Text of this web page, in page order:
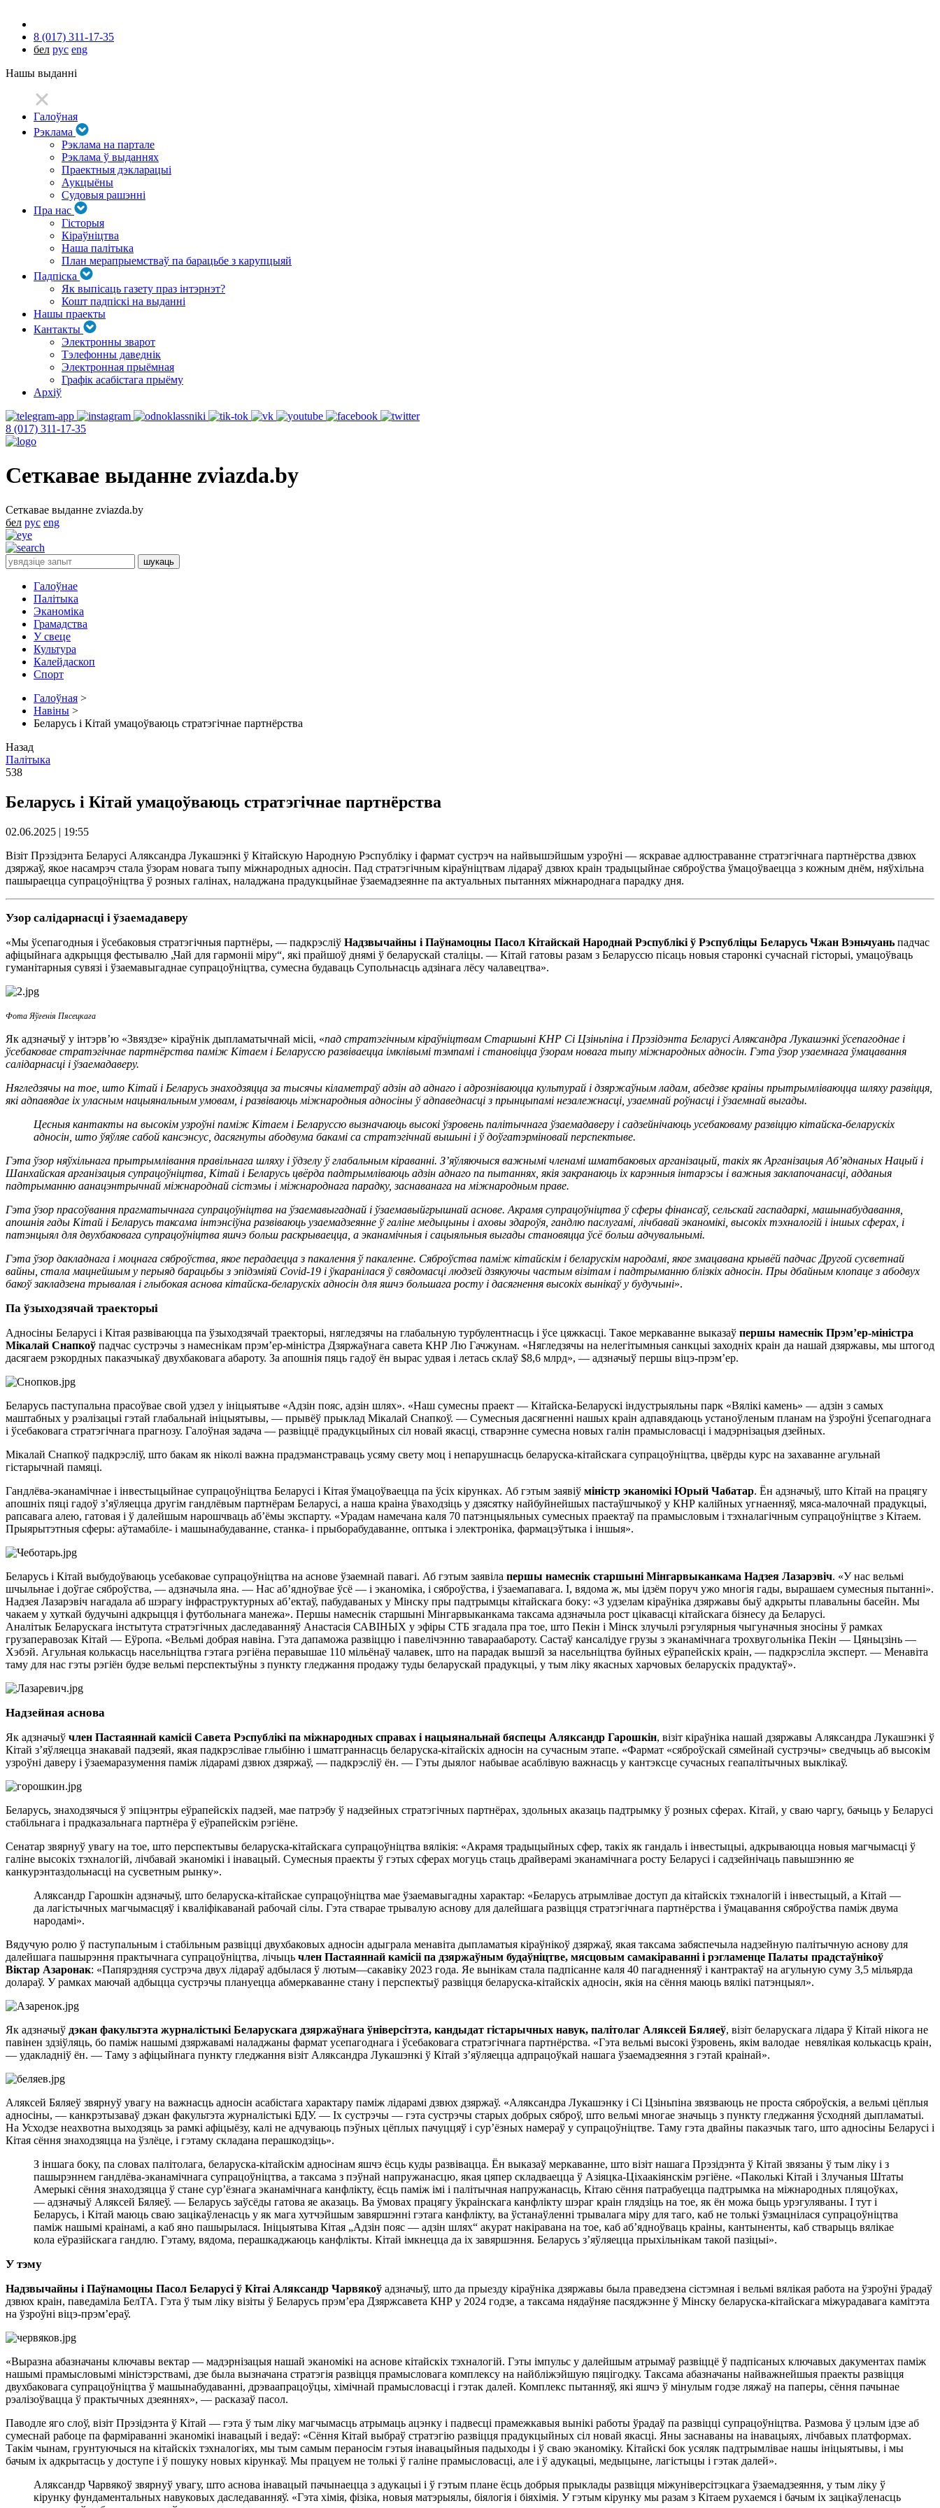
8 (017) 311-17-35
бел рус eng
Нашы выданні
Галоўная
Рэклама
Рэклама на партале
Рэклама ў выданнях
Праектныя дэкларацыі
Аукцыёны
Судовыя рашэнні
Пра нас
Гісторыя
Кіраўніцтва
Наша палітыка
План мерапрыемстваў па барацьбе з карупцыяй
Падпіска
Як выпісаць газету праз інтэрнэт?
Кошт падпіскі на выданні
Нашы праекты
Кантакты
Электронны зварот
Тэлефонны даведнік
Электронная прыёмная
Графік асабістага прыёму
Архіў
8 (017) 311-17-35
Сеткавае выданне zviazda.by
Сеткавае выданне zviazda.by
бел рус eng
Галоўнае
Палітыка
Эканоміка
Грамадства
У свеце
Культура
Калейдаскоп
Спорт
Галоўная >
Навіны >
Беларусь і Кітай умацоўваюць стратэгічнае партнёрства
Назад
Палітыка
538
Беларусь і Кітай умацоўваюць стратэгічнае партнёрства
02.06.2025 | 19:55
Візіт Прэзідэнта Беларусі Аляксандра Лукашэнкі ў Кітайскую Народную Рэспубліку і фармат сустрэч на найвышэйшым узроўні — яскравае адлюстраванне стратэгічнага партнёрства дзвюх
дзяржаў, якое насамрэч стала ўзорам новага тыпу міжнародных адносін. Пад стратэгічным кіраўніцтвам лідараў дзвюх краін традыцыйнае сяброўства ўмацоўваецца з кожным днём, няўхільна
пашыраецца супрацоўніцтва ў розных галінах, наладжана прадукцыйнае ўзаемадзеянне па актуальных пытаннях міжнароднага парадку дня.
Узор салідарнасці і ўзаемадаверу
«Мы ўсепагодныя і ўсебаковыя стратэгічныя партнёры, — падкрэсліў Надзвычайны і Паўнамоцны Пасол Кітайскай Народнай Рэспублікі ў Рэспубліцы Беларусь Чжан Вэньчуань падчас
афіцыйнага адкрыцця фестывалю „Чай для гармоніі міру“, які прайшоў днямі ў беларускай сталіцы. — Кітай гатовы разам з Беларуссю пісаць новыя старонкі сучаснай гісторыі, умацоўваць
гуманітарныя сувязі і ўзаемавыгаднае супрацоўніцтва, сумесна будаваць Супольнасць адзінага лёсу чалавецтва».
Фота Яўгенія Пясецкага
Як адзначыў у інтэрв’ю «Звяздзе» кіраўнік дыпламатычнай місіі, «пад стратэгічным кіраўніцтвам Старшыні КНР Сі Цзіньпіна і Прэзідэнта Беларусі Аляксандра Лукашэнкі ўсепагоднае і
ўсебаковае стратэгічнае партнёрства паміж Кітаем і Беларуссю развіваецца імклівымі тэмпамі і становіцца ўзорам новага тыпу міжнародных адносін. Гэта ўзор узаемнага ўмацавання
салідарнасці і ўзаемадаверу.
Нягледзячы на тое, што Кітай і Беларусь знаходзяцца за тысячы кіламетраў адзін ад аднаго і адрозніваюцца культурай і дзяржаўным ладам, абедзве краіны прытрымліваюцца шляху развіцця,
які адпавядае іх уласным нацыянальным умовам, і развіваюць міжнародныя адносіны ў адпаведнасціз прынцыпамі незалежнасці, узаемнай роўнасці і ўзаемнай выгады.
Цесныя кантакты на высокім узроўні паміж Кітаем і Беларуссю вызначаюць высокі ўзровень палітычнага ўзаемадаверу і садзейнічаюць усебаковаму развіццю кітайска-беларускіх
адносін, што ўяўляе сабой кансэнсус, дасягнуты абодвума бакамі са стратэгічнай вышыні і ў доўгатэрміновай перспектыве.
Гэта ўзор няўхільнага прытрымлівання правільнага шляху і ўдзелу ў глабальным кіраванні. З’яўляючыся важнымі членамі шматбаковых арганізацый, такіх як Арганізацыя Аб’яднаных Нацый і
Шанхайская арганізацыя супрацоўніцтва, Кітай і Беларусь цвёрда падтрымліваюць адзін аднаго па пытаннях, якія закранаюць іх карэнныя інтарэсы і важныя заклапочанасці, адданыя
падтрыманню аанацэнтрычнай міжнароднай сістэмы і міжнароднага парадку, заснаванага на міжнародным праве.
Гэта ўзор прасоўвання прагматычнага супрацоўніцтва на ўзаемавыгаднай і ўзаемавыйгрышнай аснове. Акрамя супрацоўніцтва ў сферы фінансаў, сельскай гаспадаркі, машынабудавання,
апошнія гады Кітай і Беларусь таксама інтэнсіўна развіваюць узаемадзеянне ў галіне медыцыны і аховы здароўя, гандлю паслугамі, лічбавай эканомікі, высокіх тэхналогій і іншых сферах, і
патэнцыял для двухбаковага супрацоўніцтва яшчэ больш раскрываецца, а эканамічныя і сацыяльныя выгады становяцца ўсё больш адчувальнымі.
Гэта ўзор дакладнага і моцнага сяброўства, якое перадаецца з пакалення ў пакаленне. Сяброўства паміж кітайскім і беларускім народамі, якое змацавана крывёй падчас Другой сусветнай
вайны, стала мацнейшым у перыяд барацьбы з эпідэміяй Covіd-19 і ўкаранілася ў свядомасці людзей дзякуючы частым візітам і падтрыманню блізкіх адносін. Пры дбайным клопаце з абодвух
бакоў закладзена трывалая і глыбокая аснова кітайска-беларускіх адносін для яшчэ большага росту і дасягнення высокіх вынікаў у будучыні».
Па ўзыходзячай траекторыі
Адносіны Беларусі і Кітая развіваюцца па ўзыходзячай траекторыі, нягледзячы на глабальную турбулентнасць і ўсе цяжкасці. Такое меркаванне выказаў першы намеснік Прэм’ер-міністра
Мікалай Снапкоў падчас сустрэчы з намеснікам прэм’ер-міністра Дзяржаўнага савета КНР Лю Гачжунам. «Нягледзячы на нелегітымныя санкцыі заходніх краін да нашай дзяржавы, мы штогод
дасягаем рэкордных паказчыкаў двухбаковага абароту. За апошнія пяць гадоў ён вырас удвая і летась склаў $8,6 млрд», — адзначыў першы віцэ-прэм’ер.
Беларусь паступальна прасоўвае свой удзел у ініцыятыве «Адзін пояс, адзін шлях». «Наш сумесны праект — Кітайска-Беларускі індустрыяльны парк «Вялікі камень» — адзін з самых
маштабных у рэалізацыі гэтай глабальнай ініцыятывы, — прывёў прыклад Мікалай Снапкоў. — Сумесныя дасягненні нашых краін адпавядаюць устаноўленым планам на ўзроўні ўсепагоднага
і ўсебаковага стратэгічнага прагнозу. Галоўная задача — развіццё прадукцыйных сіл новай якасці, стварэнне сумесна новых галін прамысловасці і мадэрнізацыя дзейных.
Мікалай Снапкоў падкрэсліў, што бакам як ніколі важна прадэманстраваць усяму свету моц і непарушнасць беларуска-кітайскага супрацоўніцтва, цвёрды курс на захаванне агульнай
гістарычнай памяці.
Гандлёва-эканамічнае і інвестыцыйнае супрацоўніцтва Беларусі і Кітая ўмацоўваецца па ўсіх кірунках. Аб гэтым заявіў міністр эканомікі Юрый Чабатар. Ён адзначыў, што Кітай на працягу
апошніх пяці гадоў з’яўляецца другім гандлёвым партнёрам Беларусі, а наша краіна ўваходзіць у дзясятку найбуйнейшых пастаўшчыкоў у КНР калійных угнаенняў, мяса-малочнай прадукцыі,
рапсавага алею, гатовая і ў далейшым нарошчваць аб’ёмы экспарту. «Урадам намечана каля 70 патэнцыяльных сумесных праектаў па прамысловым і тэхналагічным супрацоўніцтве з Кітаем.
Прыярытэтныя сферы: аўтамабіле- і машынабудаванне, станка- і прыборабудаванне, оптыка і электроніка, фармацэўтыка і іншыя».
Беларусь і Кітай выбудоўваюць усебаковае супрацоўніцтва на аснове ўзаемнай павагі. Аб гэтым заявіла першы намеснік старшыні Мінгарвыканкама Надзея Лазарэвіч. «У нас вельмі
шчыльнае і доўгае сяброўства, — адзначыла яна. — Нас аб’ядноўвае ўсё — і эканоміка, і сяброўства, і ўзаемапавага. І, вядома ж, мы ідзём поруч ужо многія гады, вырашаем сумесныя пытанні».
Надзея Лазарэвіч нагадала аб шэрагу інфраструктурных аб’ектаў, пабудаваных у Мінску пры падтрымцы кітайскага боку: «З удзелам кіраўніка дзяржавы быў адкрыты плавальны басейн. Мы
чакаем у хуткай будучыні адкрыцця і футбольнага манежа». Першы намеснік старшыні Мінгарвыканкама таксама адзначыла рост цікавасці кітайскага бізнесу да Беларусі.
Аналітык Беларускага інстытута стратэгічных даследаванняў Анастасія САВІНЫХ у эфіры СТБ згадала пра тое, што Пекін і Мінск злучылі рэгулярныя чыгуначныя зносіны ў рамках
грузаперавозак Кітай — Еўропа. «Вельмі добрая навіна. Гэта дапаможа развіццю і павелічэнню тавараабароту. Састаў кансалідуе грузы з эканамічнага трохвугольніка Пекін — Цяньцзінь —
Хэбэй. Агульная колькасць насельніцтва гэтага рэгіёна перавышае 110 мільёнаў чалавек, што на парадак вышэй за насельніцтва буйных еўрапейскіх краін, — падкрэсліла эксперт. — Менавіта
таму для нас гэты рэгіён будзе вельмі перспектыўны з пункту гледжання продажу туды беларускай прадукцыі, у тым ліку якасных харчовых беларускіх прадуктаў».
Надзейная аснова
Як адзначыў член Пастаяннай камісіі Савета Рэспублікі па міжнародных справах і нацыянальнай бяспецы Аляксандр Гарошкін, візіт кіраўніка нашай дзяржавы Аляксандра Лукашэнкі ў
Кітай з’яўляецца знакавай падзеяй, якая падкрэслівае глыбіню і шматграннасць беларуска-кітайскіх адносін на сучасным этапе. «Фармат «сяброўскай сямейнай сустрэчы» сведчыць аб высокім
узроўні даверу і ўзаемаразумення паміж лідарамі дзвюх дзяржаў, — падкрэсліў ён. — Гэты дыялог набывае асаблівую важнасць у кантэксце сучасных геапалітычных выклікаў.
Беларусь, знаходзячыся ў эпіцэнтры еўрапейскіх падзей, мае патрэбу ў надзейных стратэгічных партнёрах, здольных аказаць падтрымку ў розных сферах. Кітай, у сваю чаргу, бачыць у Беларусі
стабільнага і прадказальнага партнёра ў еўрапейскім рэгіёне.
Сенатар звярнуў увагу на тое, што перспектывы беларуска-кітайскага супрацоўніцтва вялікія: «Акрамя традыцыйных сфер, такіх як гандаль і інвестыцыі, адкрываюцца новыя магчымасці ў
галіне высокіх тэхналогій, лічбавай эканомікі і інавацый. Сумесныя праекты ў гэтых сферах могуць стаць драйверамі эканамічнага росту Беларусі і садзейнічаць павышэнню яе
канкурэнтаздольнасці на сусветным рынку».
Аляксандр Гарошкін адзначыў, што беларуска-кітайскае супрацоўніцтва мае ўзаемавыгадны характар: «Беларусь атрымлівае доступ да кітайскіх тэхналогій і інвестыцый, а Кітай —
да лагістычных магчымасцяў і кваліфікаванай рабочай сілы. Гэта стварае трывалую аснову для далейшага развіцця стратэгічнага партнёрства і ўмацавання сяброўства паміж двума
народамі».
Вядучую ролю ў паступальным і стабільным развіцці двухбаковых адносін адыграла менавіта дыпламатыя кіраўнікоў дзяржаў, якая таксама забяспечыла надзейную палітычную аснову для
далейшага пашырэння практычнага супрацоўніцтва, лічыць член Пастаяннай камісіі па дзяржаўным будаўніцтве, мясцовым самакіраванні і рэгламенце Палаты прадстаўнікоў
Віктар Азаронак: «Папярэдняя сустрэча двух лідараў адбылася ў лютым—сакавіку 2023 года. Яе вынікам стала падпісанне каля 40 пагадненняў і кантрактаў на агульную суму 3,5 мільярда
долараў. У рамках маючай адбыцца сустрэчы плануецца абмеркаванне стану і перспектыў развіцця беларуска-кітайскіх адносін, якія на сёння маюць вялікі патэнцыял».
Як адзначыў дэкан факультэта журналістыкі Беларускага дзяржаўнага ўніверсітэта, кандыдат гістарычных навук, палітолаг Аляксей Бяляеў, візіт беларускага лідара ў Кітай нікога не
павінен здзіўляць, бо паміж нашымі дзяржавамі наладжаны фармат усепагоднага і ўсебаковага стратэгічнага партнёрства. «Гэта вельмі высокі ўзровень, якім валодае невялікая колькасць краін,
— удакладніў ён. — Таму з афіцыйнага пункту гледжання візіт Аляксандра Лукашэнкі ў Кітай з’яўляецца адпрацоўкай нашага ўзаемадзеяння з гэтай краінай».
Аляксей Бяляеў звярнуў увагу на важнасць адносін асабістага характару паміж лідарамі дзвюх дзяржаў. «Аляксандра Лукашэнку і Сі Цзіньпіна звязваюць не проста сяброўскія, а вельмі цёплыя
адносіны, — канкрэтызаваў дэкан факультэта журналістыкі БДУ. — Іх сустрэчы — гэта сустрэчы старых добрых сяброў, што вельмі многае значыць з пункту гледжання ўсходняй дыпламатыі.
На Усходзе неахвотна выходзяць за рамкі афіцыёзу, калі не адчуваюць пэўных цёплых пачуццяў і сур’ёзных намераў у супрацоўніцтве. Таму гэта двайны паказчык таго, што адносіны Беларусі і
Кітая сёння знаходзяцца на ўзлёце, і гэтаму складана перашкодзіць».
З іншага боку, па словах палітолага, беларуска-кітайскім адносінам яшчэ ёсць куды развівацца. Ён выказаў меркаванне, што візіт нашага Прэзідэнта ў Кітай звязаны ў тым ліку і з
пашырэннем гандлёва-эканамічнага супрацоўніцтва, а таксама з пэўнай напружанасцю, якая цяпер складваецца ў Азіяцка-Ціхаакіянскім рэгіёне. «Паколькі Кітай і Злучаныя Штаты
Амерыкі сёння знаходзяцца ў стане сур’ёзнага эканамічнага канфлікту, ёсць паміж імі і палітычная напружанасць, Кітаю сёння патрабуецца падтрымка на міжнародных пляцоўках,
— адзначыў Аляксей Бяляеў. — Беларусь заўсёды гатова яе аказаць. Ва ўмовах працягу ўкраінскага канфлікту шэраг краін глядзіць на тое, як ён можа быць урэгуляваны. І тут і
Беларусь, і Кітай маюць сваю зацікаўленасць у як мага хутчэйшым завяршэнні гэтага канфлікту, ва ўстанаўленні трывалага міру для таго, каб не толькі ўзмацнілася супрацоўніцтва
паміж нашымі краінамі, а каб яно пашырылася. Ініцыятыва Кітая „Адзін пояс — адзін шлях“ акурат накіравана на тое, каб аб’ядноўваць краіны, кантыненты, каб стварыць вялікае
кола еўразійскага гандлю. Гэтаму, вядома, перашкаджаюць канфлікты. Кітай імкнецца да іх завяршэння. Беларусь з’яўляецца прыхільнікам такой пазіцыі».
У тэму
Надзвычайны і Паўнамоцны Пасол Беларусі ў Кітаі Аляксандр Чарвякоў адзначыў, што да прыезду кіраўніка дзяржавы была праведзена сістэмная і вельмі вялікая работа на ўзроўні ўрадаў
дзвюх краін, паведаміла БелТА. Гэта ў тым ліку візіты ў Беларусь прэм’ера Дзяржсавета КНР у 2024 годзе, а таксама нядаўняе пасяджэнне ў Мінску беларуска-кітайскага міжурадавага камітэта
на ўзроўні віцэ-прэм’ераў.
«Выразна абазначаны ключавы вектар — мадэрнізацыя нашай эканомікі на аснове кітайскіх тэхналогій. Гэты імпульс у далейшым атрымаў развіццё ў падпісаных ключавых дакументах паміж
нашымі прамысловымі міністэрствамі, дзе была вызначана стратэгія развіцця прамысловага комплексу на найбліжэйшую пяцігодку. Таксама абазначаны найважнейшыя праекты развіцця
двухбаковага супрацоўніцтва ў машынабудаванні, дрэваапрацоўцы, хімічнай прамысловасці і гэтак далей. Комплекс пытанняў, які яшчэ ў мінулым годзе ляжаў на паперы, сёння пачынае
рэалізоўвацца ў практычных дзеяннях», — расказаў пасол.
Паводле яго слоў, візіт Прэзідэнта ў Кітай — гэта ў тым ліку магчымасць атрымаць ацэнку і падвесці прамежкавыя вынікі работы ўрадаў па развіцці супрацоўніцтва. Размова ў цэлым ідзе аб
сумеснай рабоце па фарміраванні эканомікі інавацый і ведаў: «Сёння Кітай выбраў стратэгію развіцця прадукцыйных сіл новай якасці. Яны заснаваны на інавацыях, лічбавых платформах.
Такім чынам, грунтуючыся на кітайскіх тэхналогіях, мы тым самым пераносім гэтыя інавацыйныя падыходы і ў сваю эканоміку. Кітайскі бок усяляк падтрымлівае нашы ініцыятывы, і мы
бачым іх адкрытасць у доступе і ў пошуку новых кірункаў. Мы працуем не толькі ў галіне прамысловасці, але і ў адукацыі, медыцыне, лагістыцы і гэтак далей».
Аляксандр Чарвякоў звярнуў увагу, што аснова інавацый пачынаецца з адукацыі і ў гэтым плане ёсць добрыя прыклады развіцця міжуніверсітэцкага ўзаемадзеяння, у тым ліку ў
кірунку фундаментальных навуковых даследаванняў. «Гэта хімія, фізіка, новыя матэрыялы, біялогія і біяхімія. У гэтым кірунку мы разам з Кітаем рухаемся і бачым іх зацікаўленасць